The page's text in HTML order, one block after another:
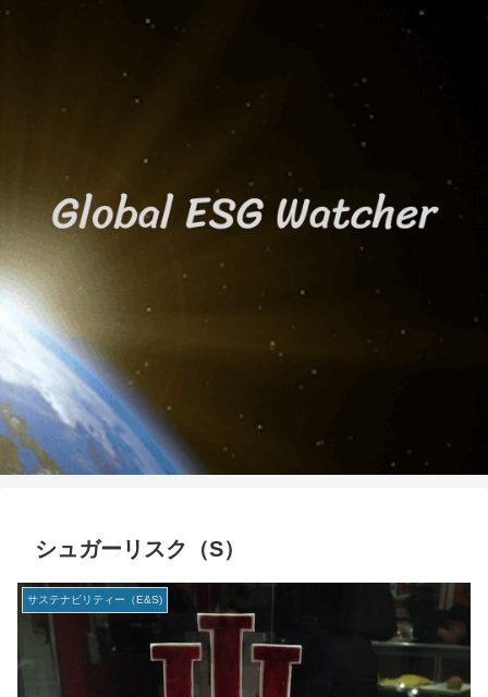
シュガーリスク（S）
サステナビリティー（E&S)